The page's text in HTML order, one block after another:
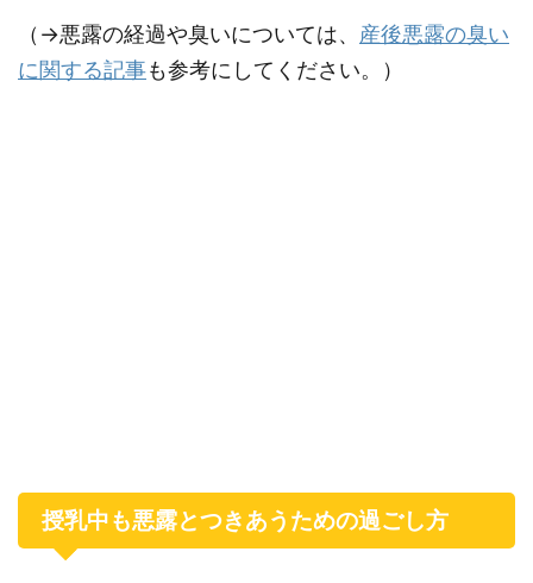
（→悪露の経過や臭いについては、 産後悪露の臭い
に関する記事も参考にしてください。）
授乳中も悪露とつきあうための過ごし方